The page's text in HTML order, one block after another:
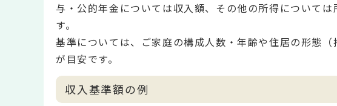
与・公的年金については収入額、その他の所得について
す。
基準については、ご家庭の構成人数・年齢や住居の形態
が目安です。
収入基準額の例